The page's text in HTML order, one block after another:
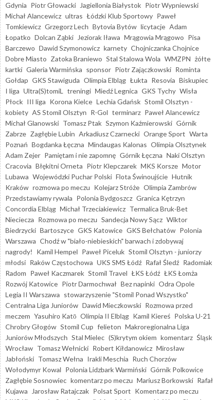
Gdynia Piotr Głowacki Jagiellonia Białystok Piotr Wypniewski
Michał Alancewicz ultras Łódzki Klub Sportowy Paweł
Tomkiewicz Grzegorz Lech Bytovia Bytów licytacje Adam
Łopatko Dolcan Ząbki Jeziorak Iława Mrągowia Mrągowo Pisa
Barczewo Dawid Szymonowicz karnety Chojniczanka Chojnice
Dobre Miasto Zatoka Braniewo Stal Stalowa Wola WMZPN żółte
kartki Galeria Warmińska sponsor Piotr Zajączkowski Rominta
Gołdap GKS Stawiguda Olimpia Elbląg Łukta Resovia Biskupiec
I liga Ultra(S)tomiL treningi Miedź Legnica GKS Tychy Wisła
Płock III liga Korona Kielce Lechia Gdańsk Stomil Olsztyn -
kobiety AS Stomil Olsztyn R-Gol terminarz Paweł Alancewicz
Michał Glanowski Tomasz Ptak Szymon Kaźmierowski Górnik
Zabrze Zagłębie Lubin Arkadiusz Czarnecki Orange Sport Warta
Poznań Bogdanka Łęczna Mindaugas Kalonas Olimpia Olsztynek
Adam Zejer Pamiętam i nie zapomnę Górnik Łęczna Naki Olsztyn
Cracovia Błękitni Orneta Piotr Klepczarek MKS Korsze Motor
Lubawa Wojewódzki Puchar Polski Flota Świnoujście Hutnik
Kraków rozmowa po meczu Kolejarz Stróże Olimpia Zambrów
Przedstawiamy rywala Polonia Bydgoszcz Granica Kętrzyn
Concordia Elbląg Michał Trzeciakiewicz Termalica Bruk-Bet
Nieciecza Rozmowa po meczu Sandecja Nowy Sącz Wiktor
Biedrzycki Bartoszyce GKS Katowice GKS Bełchatów Polonia
Warszawa Chodź w "biało-niebieskich" barwach i zdobywaj
nagrody!
Kamil Hempel Paweł Piceluk Stomil Olsztyn - juniorzy
młodsi Raków Częstochowa UKS SMS Łódź Rafał Śledź Radomiak
Radom Paweł Kaczmarek Stomil Travel ŁKS Łódź ŁKS Łomża
Rozwój Katowice Piotr Darmochwał Bez napinki Odra Opole
Legia II Warszawa stowarzyszenie "Stomil Ponad Wszystko"
Centralna Liga Juniorów Dawid Mieczkowski Rozmowa przed
meczem Yasuhiro Katō Olimpia II Elbląg Kamil Kiereś Polska U-21
Chrobry Głogów Stomil Cup felieton Makroregionalna Liga
Juniorów Młodszych Stal Mielec (S)krytym okiem komentarz Śląsk
Wrocław Tomasz Wełnicki Robert Kiłdanowicz Mirosław
Jabłoński Tomasz Wełna Irakli Meschia Ruch Chorzów
Wołodymyr Kowal Polonia Lidzbark Warmiński Górnik Polkowice
Zagłębie Sosnowiec komentarz po meczu Mariusz Borkowski Rafał
Kujawa
Jarosław Ratajczak Polsat Sport Komentarz po meczu